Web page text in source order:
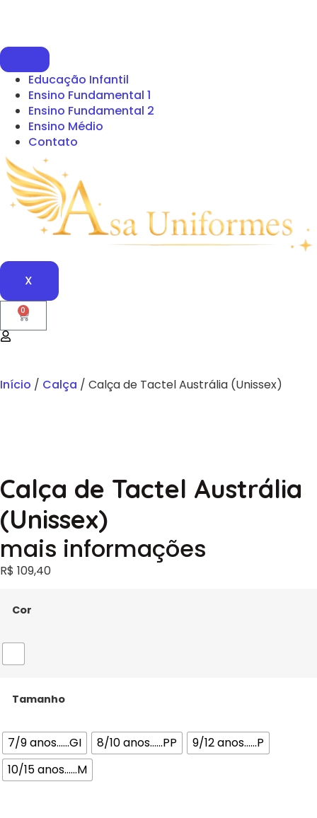
Educação Infantil
Ensino Fundamental 1
Ensino Fundamental 2
Ensino Médio
Contato
X
0
Início / Calça / Calça de Tactel Austrália (Unissex)
Calça de Tactel Austrália
(Unissex)
mais informações
R$ 109,40
Cor
Tamanho
7/9 anos......GI 8/10 anos......PP
9/12 anos......P
10/15 anos......M